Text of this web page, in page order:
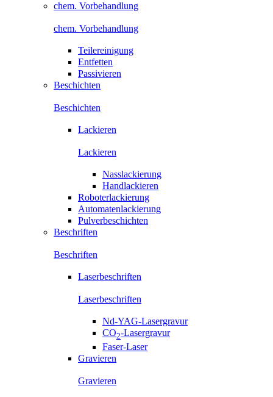
chem. Vorbehandlung
chem. Vorbehandlung
Teilereinigung
Entfetten
Passivieren
Beschichten
Beschichten
Lackieren
Lackieren
Nasslackierung
Handlackieren
Roboterlackierung
Automatenlackierung
Pulverbeschichten
Beschriften
Beschriften
Laserbeschriften
Laserbeschriften
Nd-YAG-Lasergravur
CO2-Lasergravur
Faser-Laser
Gravieren
Gravieren